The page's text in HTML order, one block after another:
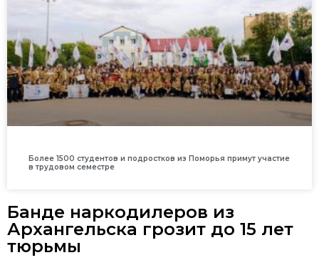
Более 1500 студентов и подростков из Поморья примут участие
в трудовом семестре
Банде наркодилеров из
Архангельска грозит до 15 лет
тюрьмы